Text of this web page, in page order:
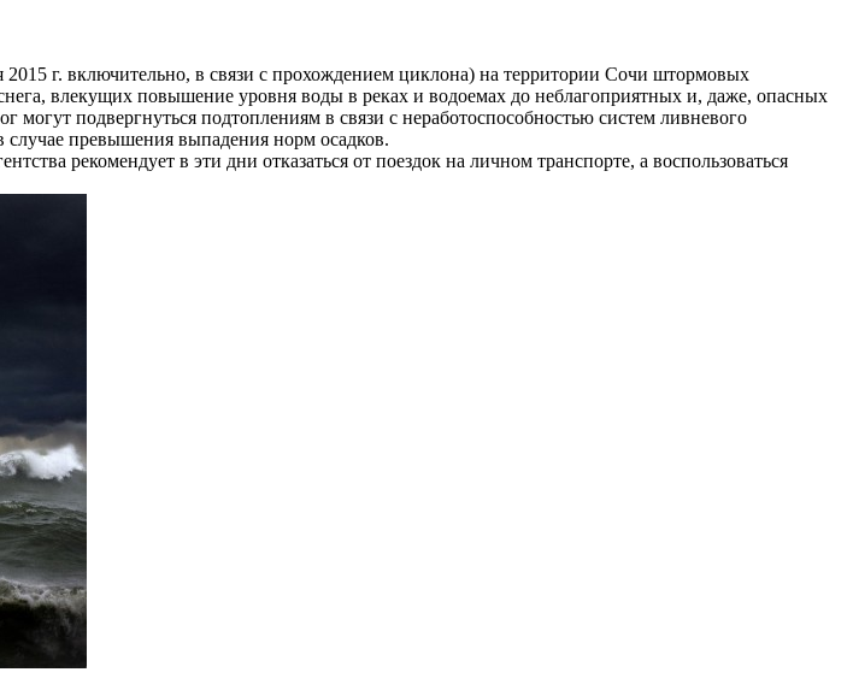
г. включительно, в связи с прохождением циклона) на территории Сочи штормовых
влекущих повышение уровня воды в реках и водоемах до неблагоприятных и, даже, опасных
подвергнуться подтоплениям в связи с неработоспособностью систем ливневого
превышения выпадения норм осадков.
рекомендует в эти дни отказаться от поездок на личном транспорте, а воспользоваться